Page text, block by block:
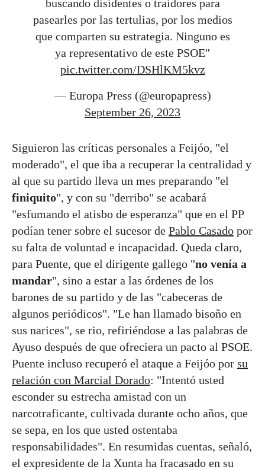
buscando disidentes o traidores para
pasearles por las tertulias, por los medios
que comparten su estrategia. Ninguno es
ya representativo de este PSOE"
pic.twitter.com/DSHlKM5kvz
— Europa Press (@europapress)
September 26, 2023
Siguieron las críticas personales a Feijóo, "el
moderado", el que iba a recuperar la centralidad y
al que su partido lleva un mes preparando "el
finiquito", y con su "derribo" se acabará
"esfumando el atisbo de esperanza" que en el PP
podían tener sobre el sucesor de Pablo Casado por
su falta de voluntad e incapacidad. Queda claro,
para Puente, que el dirigente gallego "no venía a
mandar", sino a estar a las órdenes de los
barones de su partido y de las "cabeceras de
algunos periódicos". "Le han llamado bisoño en
sus narices", se rio, refiriéndose a las palabras de
Ayuso después de que ofreciera un pacto al PSOE.
Puente incluso recuperó el ataque a Feijóo por su
relación con Marcial Dorado: "Intentó usted
esconder su estrecha amistad con un
narcotraficante, cultivada durante ocho años, que
se sepa, en los que usted ostentaba
responsabilidades". En resumidas cuentas, señaló,
el expresidente de la Xunta ha fracasado en su